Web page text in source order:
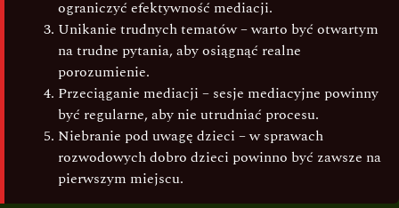
ograniczyć efektywność mediacji.
Unikanie trudnych tematów – warto być otwartym
na trudne pytania, aby osiągnąć realne
porozumienie.
Przeciąganie mediacji – sesje mediacyjne powinny
być regularne, aby nie utrudniać procesu.
Niebranie pod uwagę dzieci – w sprawach
rozwodowych dobro dzieci powinno być zawsze na
pierwszym miejscu.